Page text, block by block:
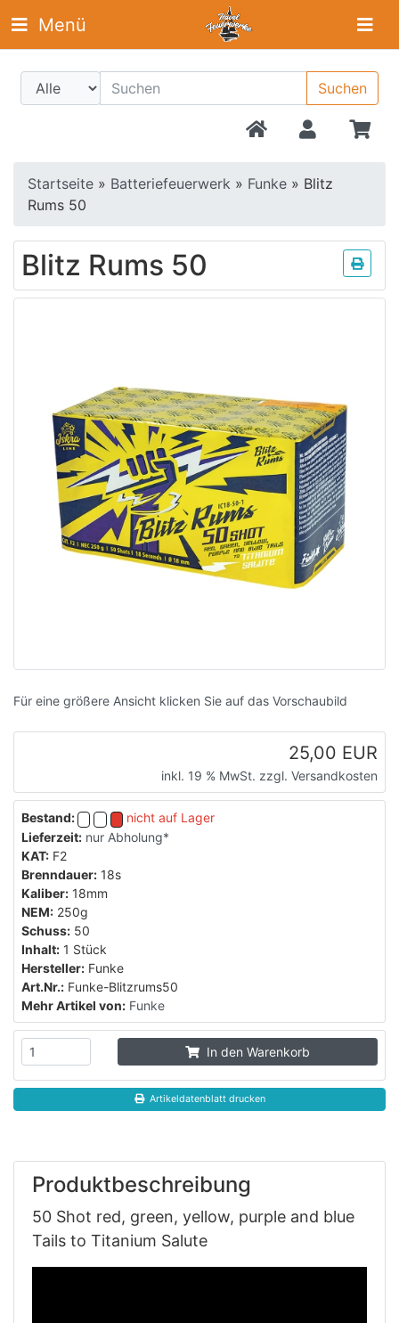
Suchen
Menü
Startseite » Batteriefeuerwerk » Funke » Blitz
Rums 50
Blitz Rums 50
Für eine größere Ansicht klicken Sie auf das Vorschaubild
25,00 EUR
inkl. 19 % MwSt. zzgl. Versandkosten
Bestand:
nicht auf Lager
Lieferzeit: nur Abholung*
KAT: F2
Brenndauer: 18s
Kaliber: 18mm
NEM: 250g
Schuss: 50
Inhalt: 1 Stück
Hersteller: Funke
Art.Nr.: Funke-Blitzrums50
Mehr Artikel von: Funke
In den Warenkorb
Artikeldatenblatt drucken
Produktbeschreibung
50 Shot red, green, yellow, purple and blue
Tails to Titanium Salute